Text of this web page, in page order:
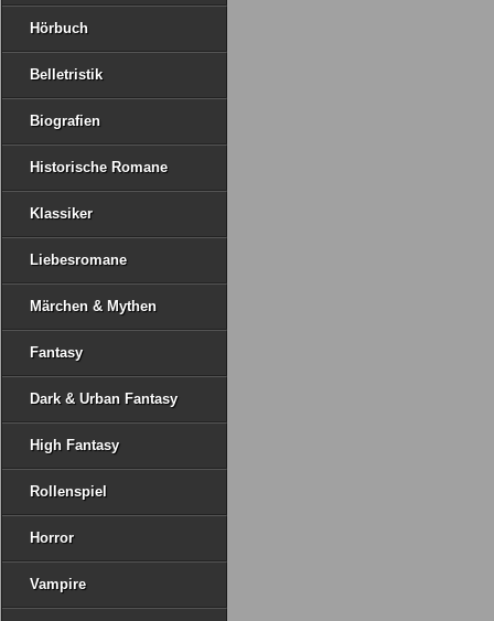
Hörbuch
Belletristik
Biografien
Historische Romane
Klassiker
Liebesromane
Märchen & Mythen
Fantasy
Dark & Urban Fantasy
High Fantasy
Rollenspiel
Horror
Vampire